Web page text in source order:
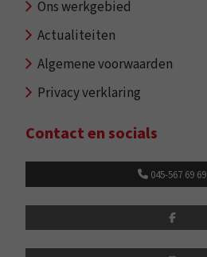
Ons werkgebied
Actualiteiten
Algemene voorwaarden
Privacy verklaring
Contact en socials
045-567 69 69